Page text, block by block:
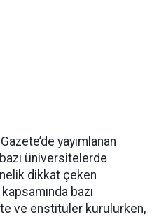
yayımlanan
üniversitelerde
dikkat çeken
bazı
ve enstitüler kurulurken,